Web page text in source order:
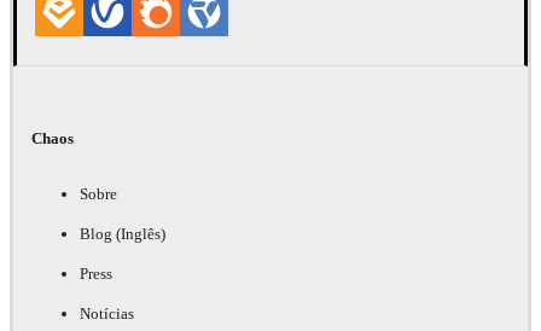
Chaos
Sobre
Blog (Inglês)
Press
Notícias